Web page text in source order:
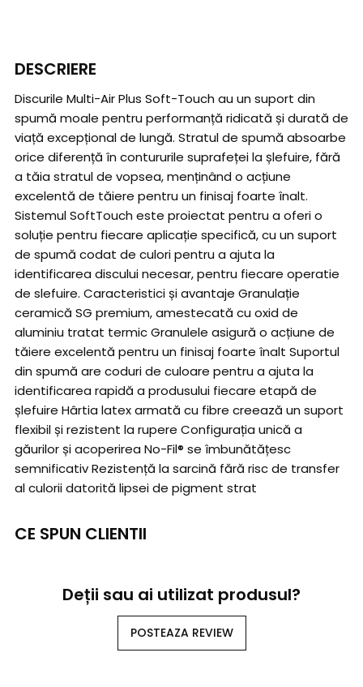
DESCRIERE
Discurile Multi-Air Plus Soft-Touch au un suport din
spumă moale pentru performanță ridicată și durată de
viață excepțional de lungă. Stratul de spumă absoarbe
orice diferență în contururile suprafeței la șlefuire, fără
a tăia stratul de vopsea, menținând o acțiune
excelentă de tăiere pentru un finisaj foarte înalt.
Sistemul SoftTouch este proiectat pentru a oferi o
soluție pentru fiecare aplicație specifică, cu un suport
de spumă codat de culori pentru a ajuta la
identificarea discului necesar, pentru fiecare operatie
de slefuire. Caracteristici și avantaje Granulație
ceramică SG premium, amestecată cu oxid de
aluminiu tratat termic Granulele asigură o acțiune de
tăiere excelentă pentru un finisaj foarte înalt Suportul
din spumă are coduri de culoare pentru a ajuta la
identificarea rapidă a produsului fiecare etapă de
șlefuire Hârtia latex armată cu fibre creează un suport
flexibil și rezistent la rupere Configurația unică a
găurilor și acoperirea No-Fil® se îmbunătățesc
semnificativ Rezistență la sarcină fără risc de transfer
al culorii datorită lipsei de pigment strat
CE SPUN CLIENTII
Deții sau ai utilizat produsul?
POSTEAZA REVIEW